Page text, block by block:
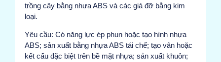
trồng cây bằng nhựa ABS và các giá đỡ bằng kim
loại.
Yêu cầu: Có năng lực ép phun hoặc tạo hình nhựa
ABS; sản xuất bằng nhựa ABS tái chế; tạo vân hoặc
kết cấu đặc biệt trên bề mặt nhựa; sản xuất khuôn;